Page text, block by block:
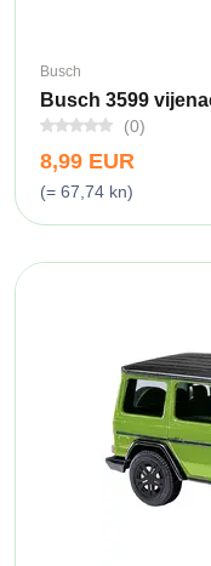
Busch
Busch 3599
(0)
8,99 EUR
(= 67,74 kn)